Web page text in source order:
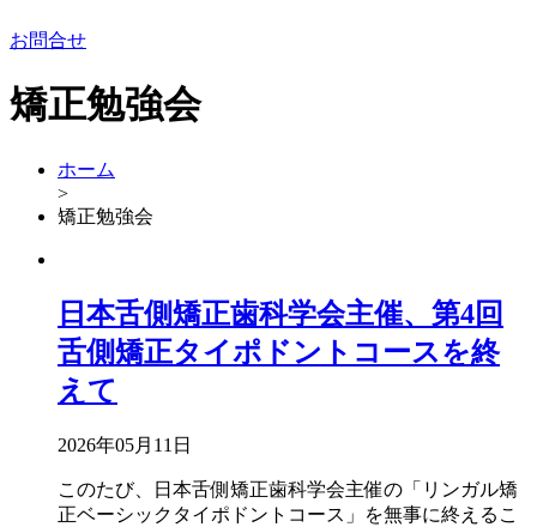
お問合せ
矯正勉強会
ホーム
>
矯正勉強会
日本舌側矯正歯科学会主催、第4回
舌側矯正タイポドントコースを終
えて
2026年05月11日
このたび、日本舌側矯正歯科学会主催の「リンガル矯
正ベーシックタイポドントコース」を無事に終えるこ